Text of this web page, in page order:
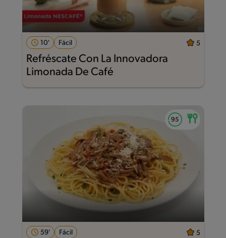
10' Fácil 5
Refréscate Con La Innovadora
Limonada De Café
59' Fácil 5